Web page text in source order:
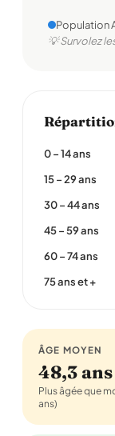
Population
💡 Survolez
0 – 14 ans
15 – 29 ans
30 – 44 ans
45 – 59 ans
60 – 74 ans
75 ans et +
ÂGE MOYEN
48,3 ans
Plus âgée que
ans)